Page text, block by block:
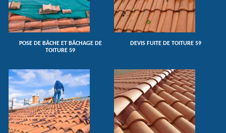
POSE DE BÂCHE ET BÂCHAGE DE
TOITURE 59
DEVIS FUITE DE TOITURE 59